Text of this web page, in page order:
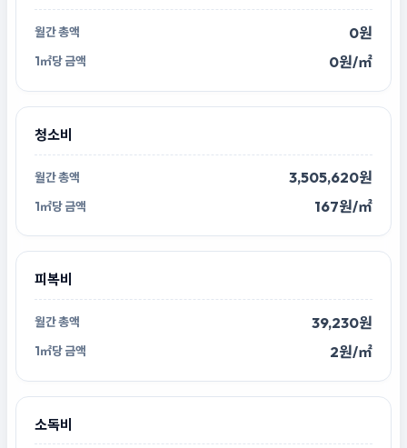
0원
0원/㎡
청소비
3,505,620원
167원/㎡
피복비
39,230원
2원/㎡
소독비